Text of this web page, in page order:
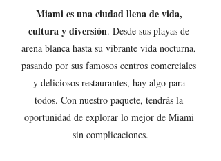
Miami es una ciudad llena de vida,
cultura y diversión. Desde sus playas de
arena blanca hasta su vibrante vida nocturna,
pasando por sus famosos centros comerciales
y deliciosos restaurantes, hay algo para
todos. Con nuestro paquete, tendrás la
oportunidad de explorar lo mejor de Miami
sin complicaciones.